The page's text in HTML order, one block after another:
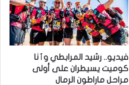
فيديو.. رشيد المرابطي وٱنا
كوميت يسيطران على أولى
مراحل ماراطون الرمال